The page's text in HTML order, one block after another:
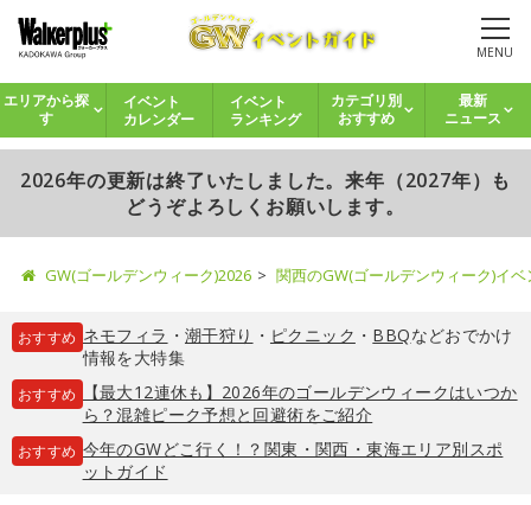
MENU
エリアから探
す
イベント
カレンダー
イベント
ランキング
カテゴリ別
おすすめ
最新
ニュース
2026年の更新は終了いたしました。来年（2027年）も
どうぞよろしくお願いします。
GW(ゴールデンウィーク)2026 関西のGW(ゴールデンウィーク)イ
おすすめ ネモフィラ ・ 潮干狩り ・ ピクニック ・ BBQなどおでかけ
情報を大特集
おすすめ
【最大12連休も】2026年のゴールデンウィークはいつか
ら？混雑ピーク予想と回避術をご紹介
おすすめ 今年のGWどこ行く！？関東・関西・東海エリア別スポ
ットガイド